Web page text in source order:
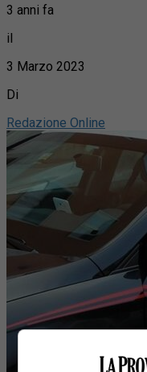
3 anni fa
il
3 Marzo 2023
Di
Redazione Online